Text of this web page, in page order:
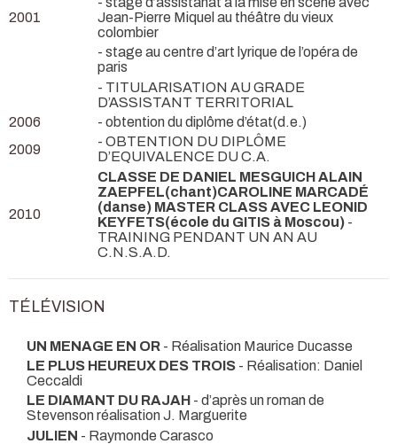
2001
Jean-Pierre Miquel au théâtre du vieux
colombier
- stage au centre d’art lyrique de l’opéra de
paris
- TITULARISATION AU GRADE
D’ASSISTANT TERRITORIAL
2006
- obtention du diplôme d’état(d.e.)
2009
- OBTENTION DU DIPLÔME
D’EQUIVALENCE DU C.A.
2010
CLASSE DE DANIEL MESGUICH ALAIN
ZAEPFEL(chant)CAROLINE MARCADÉ
(danse) MASTER CLASS AVEC LEONID
KEYFETS(école du GITIS à Moscou) -
TRAINING PENDANT UN AN AU
C.N.S.A.D.
TÉLÉVISION
UN MENAGE EN OR - Réalisation Maurice Ducasse
LE PLUS HEUREUX DES TROIS - Réalisation: Daniel
Ceccaldi
LE DIAMANT DU RAJAH - d’après un roman de
Stevenson réalisation J. Marguerite
JULIEN - Raymonde Carasco